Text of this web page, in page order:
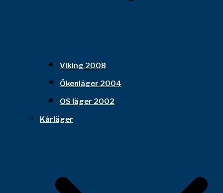
Viking 2008
Ökenläger 2004
OS läger 2002
Kårläger